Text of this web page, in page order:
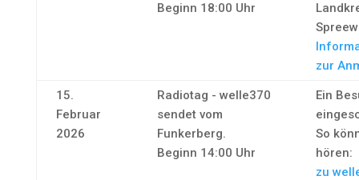
Beginn 18:00 Uhr
zur
15.
Februar
2026
Radiotag - welle370
sendet vom
Funkerberg.
Beginn 14:00 Uhr
Ein
So
hören:
zu